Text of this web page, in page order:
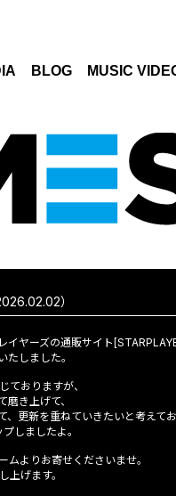
BLOG MUSIC
）
ヤーズの通販サイト
しました。
ておりますが、
き上げて、
更新を重ねていきたいと考えてお
しましたよ。
よりお寄せくださいませ。
上げます。